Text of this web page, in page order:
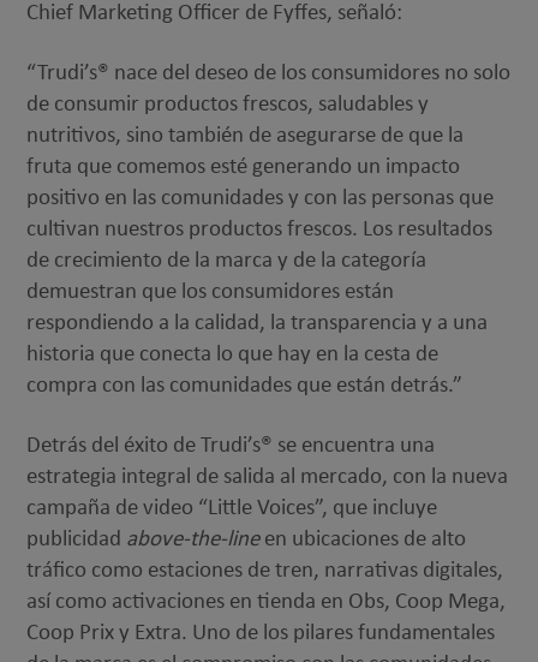
Chief Marketing Officer de Fyffes, señaló:
“Trudi’s® nace del deseo de los consumidores no solo
de consumir productos frescos, saludables y
nutritivos, sino también de asegurarse de que la
fruta que comemos esté generando un impacto
positivo en las comunidades y con las personas que
cultivan nuestros productos frescos. Los resultados
de crecimiento de la marca y de la categoría
demuestran que los consumidores están
respondiendo a la calidad, la transparencia y a una
historia que conecta lo que hay en la cesta de
compra con las comunidades que están detrás.”
Detrás del éxito de Trudi’s® se encuentra una
estrategia integral de salida al mercado, con la nueva
campaña de video “Little Voices”, que incluye
publicidad above-the-lineen ubicaciones de alto
tráfico como estaciones de tren, narrativas digitales,
así como activaciones en tienda en Obs, Coop Mega,
Coop Prix y Extra. Uno de los pilares fundamentales